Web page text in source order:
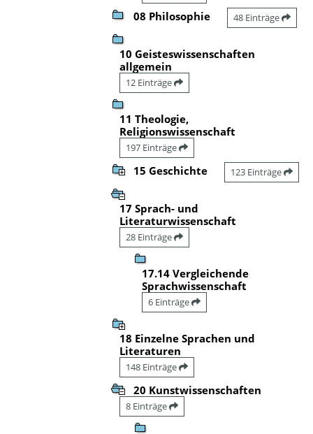
08 Philosophie 48 Einträge
10 Geisteswissenschaften
allgemein
12 Einträge
11 Theologie,
Religionswissenschaft
197 Einträge
15 Geschichte 123 Einträge
17 Sprach- und
Literaturwissenschaft
28 Einträge
17.14 Vergleichende
Sprachwissenschaft
6 Einträge
18 Einzelne Sprachen und
Literaturen
148 Einträge
20 Kunstwissenschaften
8 Einträge